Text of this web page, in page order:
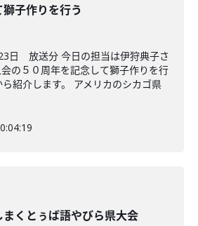
獅子作りを行う
日 放送分 今日の担当は伊狩典子さ
の５０周年を記念して獅子作りを行
紹介します。 アメリカのシカゴ県
まくとぅば語やびら県大会